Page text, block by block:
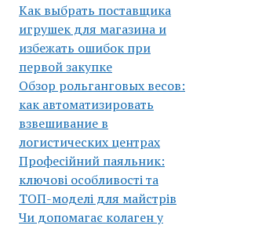
Как выбрать поставщика
игрушек для магазина и
избежать ошибок при
первой закупке
Обзор рольганговых весов:
как автоматизировать
взвешивание в
логистических центрах
Професійний паяльник:
ключові особливості та
ТОП-моделі для майстрів
Чи допомагає колаген у